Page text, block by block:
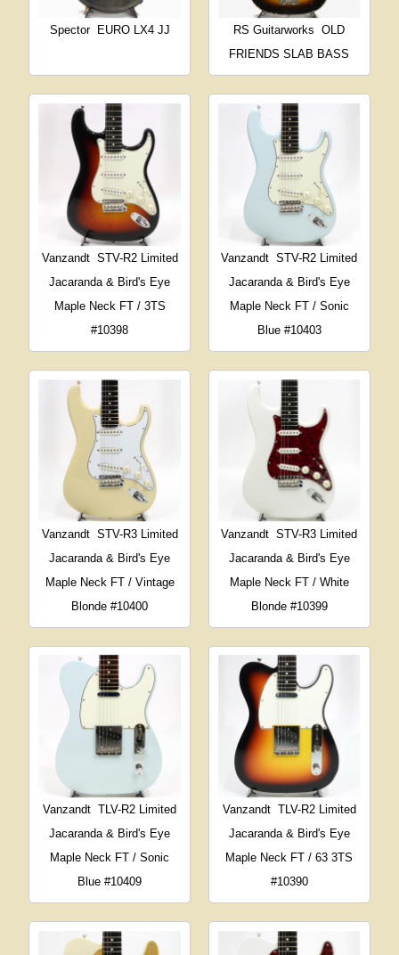
Spector EURO LX4 JJ RS Guitarworks
OLD
FRIENDS SLAB BASS
Vanzandt STV-R2 Limited
Jacaranda & Bird's Eye
Maple Neck FT / 3TS
#10398
Vanzandt STV-R2 Limited
Jacaranda & Bird's Eye
Maple Neck FT / Sonic
Blue #10403
Vanzandt STV-R3 Limited
Jacaranda & Bird's Eye
Maple Neck FT / Vintage
Blonde #10400
Vanzandt STV-R3 Limited
Jacaranda & Bird's Eye
Maple Neck FT / White
Blonde #10399
Vanzandt TLV-R2 Limited
Jacaranda & Bird's Eye
Maple Neck FT / Sonic
Blue #10409
Vanzandt TLV-R2 Limited
Jacaranda & Bird's Eye
Maple Neck FT / 63 3TS
#10390